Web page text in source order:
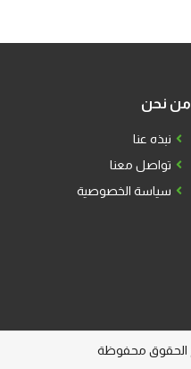
من نحن
نبذه عنا
تواصل معنا
سياسة الخصوصية